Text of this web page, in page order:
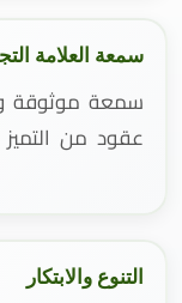
سمعة العلامة
سمعة موثوقة
عقود من
التنوع والابتكار